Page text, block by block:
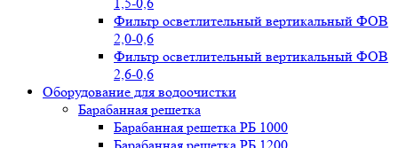
Фильтр осветлительный вертикальный ФОВ
2,0-0,6
Фильтр осветлительный вертикальный ФОВ
2,6-0,6
Оборудование для водоочистки
Барабанная решетка
Барабанная решетка РБ 1000